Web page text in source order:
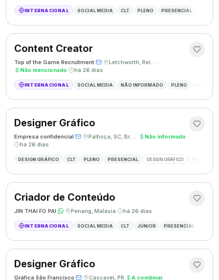
INTERNACIONAL SOCIAL MEDIA CLT PLENO PRESENCIAL
Content Creator
Top of the Game Recruitment· · Letchworth, Reino Unido ·
Não mencionado· há 26 dias
INTERNACIONAL SOCIAL MEDIA NÃO INFORMADO PLENO
Designer Gráfico
Empresa confidencial· · Palhoça, SC, Brasil · Não informado·
há 26 dias
DESIGN GRÁFICO CLT PLENO PRESENCIAL DESIGN GRÁFICO VAGA
Criador de Conteúdo
JIN THAI FO PAI· · Penang, Malásia· há 26 dias
INTERNACIONAL SOCIAL MEDIA CLT JÚNIOR PRESENCIAL
Designer Gráfico
Gráfica São Francisco· · Cascavel, PR· A combinar·